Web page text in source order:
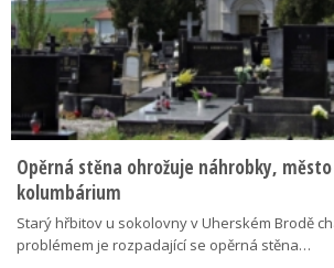
Opěrná stěna ohrožuje náhrobky,
kolumbárium
Starý hřbitov u sokolovny v Uherském Brodě
problémem je rozpadající se opěrná stěna…